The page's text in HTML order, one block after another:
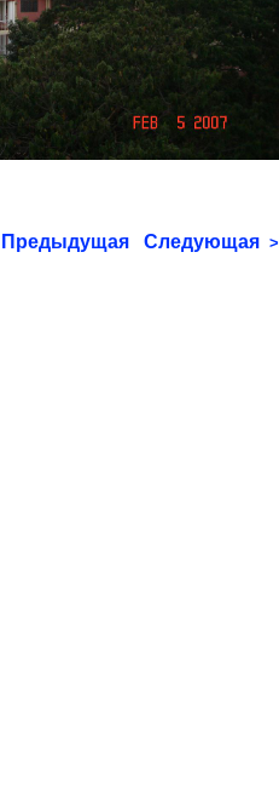
Предыдущая Следующая >